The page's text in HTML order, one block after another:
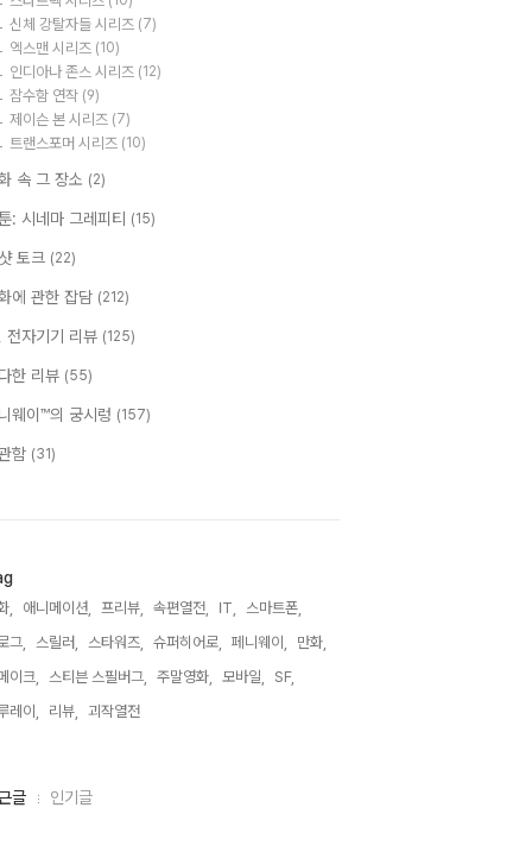
신체 강탈자들 시리즈 (7)
엑스맨 시리즈 (10)
인디아나 존스 시리즈 (12)
잠수함 연작 (9)
제이슨 본 시리즈 (7)
트랜스포머 시리즈 (10)
속 그 장소 (2)
: 시네마 그레피티 (15)
토크 (22)
에 관한 잡담 (212)
전자기기 리뷰 (125)
한 리뷰 (55)
웨이™의 궁시렁 (157)
함 (31)
, 애니메이션, 프리뷰, 속편열전, IT,
스마트폰,
그,
스릴러, 스타워즈, 슈퍼히어로, 페니웨이,
만화,
이크,
스티븐 스필버그, 주말영화, 모바일,
SF,
레이,
리뷰, 괴작열전,
글 인기글